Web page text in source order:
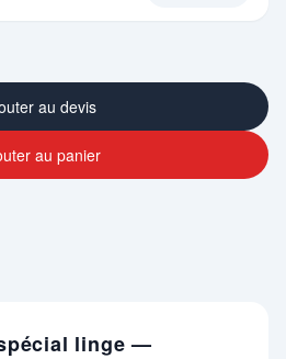
au devis
au panier
linge —